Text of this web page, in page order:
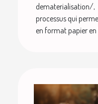
processus qui
en format papier en